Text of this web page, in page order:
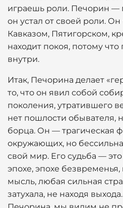
играешь роли. Печорин —
он устал от своей роли.
Кавказом, Пятигорском,
находит покоя, потому
внутри.
Итак, Печорина делает
то, что он явил собой
поколения, утратившего
нет пошлости обывателя,
борца. Он — трагическая
окружающих, но
свой мир. Его судьба —
эпохе, эпохе безвременья,
мысль, любая сильная
затухала, не находя